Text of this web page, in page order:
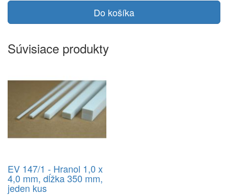
Do košíka
Súvisiace produkty
EV 147/1 - Hranol 1,0 x
4,0 mm, dĺžka 350 mm,
jeden kus